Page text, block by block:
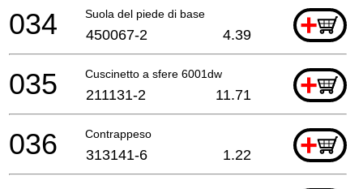
Suola del piede di base +
034 450067-2 4.39
Cuscinetto a sfere 6001dw +
035 211131-2 11.71
Contrappeso +
036 313141-6 1.22